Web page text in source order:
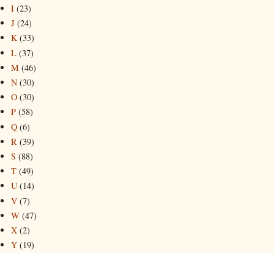
I (23)
J (24)
K (33)
L (37)
M (46)
N (30)
O (30)
P (58)
Q (6)
R (39)
S (88)
T (49)
U (14)
V (7)
W (47)
X (2)
Y (19)